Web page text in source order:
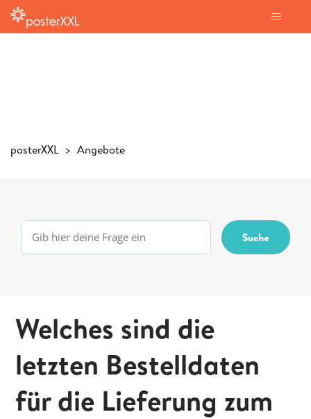
posterXXL Angebote
Welches sind die
letzten Bestelldaten
für die Lieferung zum